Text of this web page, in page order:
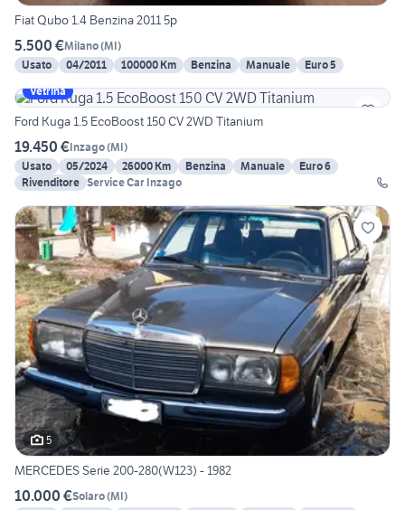
Fiat Qubo 1.4 Benzina 2011 5p
5.500 €Milano(MI)
Usato
04/2011 100000 Km Benzina Manuale
Euro 5
Vetrina
Ford Kuga 1.5 EcoBoost 150 CV 2WD Titanium
19.450 €Inzago(MI)
Usato
05/2024 26000 Km Benzina Manuale
Euro 6
Rivenditore Service Car Inzago
5
MERCEDES Serie 200-280(W123) - 1982
10.000 €Solaro(MI)